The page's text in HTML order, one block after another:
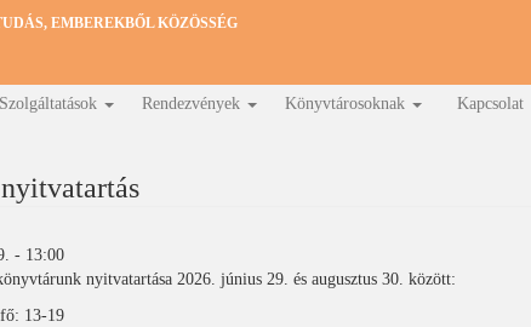
EMBEREKBŐL KÖZÖSSÉG
Szolgáltatások Rendezvények Könyvtárosoknak Kapcsolat
- 13:00
nyitvatartása 2026. június 29. és augusztus 30. között:
13-19